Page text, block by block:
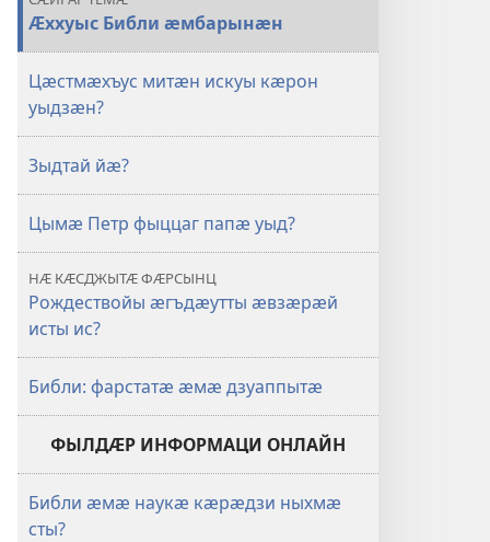
Ӕххуыс Библи ӕмбарынӕн
Цӕстмӕхъус митӕн искуы кӕрон
уыдзӕн?
Зыдтай йӕ?
Цымӕ Петр фыццаг папӕ уыд?
НӔ КӔСДЖЫТӔ ФӔРСЫНЦ
Рождествойы ӕгъдӕутты ӕвзӕрӕй
исты ис?
Библи: фарстатӕ ӕмӕ дзуаппытӕ
ФЫЛДӔР ИНФОРМАЦИ ОНЛАЙН
Библи ӕмӕ наукӕ кӕрӕдзи ныхмӕ
сты?